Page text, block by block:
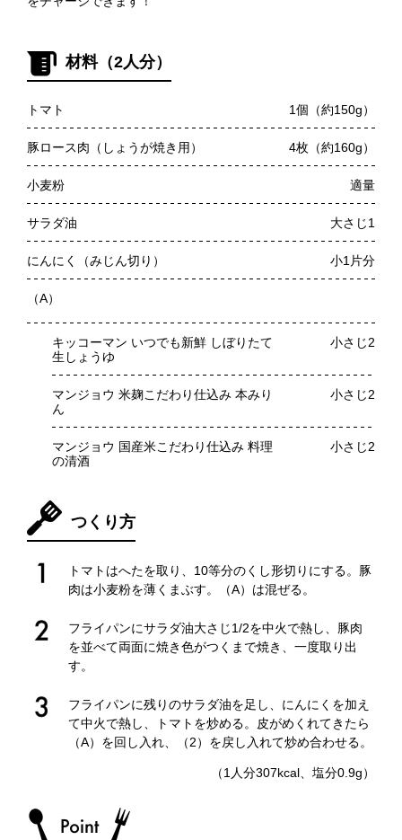
材料（2人分）
トマト 1個（約150g）
豚ロース肉（しょうが焼き用） 4枚（約160g）
小麦粉 適量
サラダ油 大さじ1
にんにく（みじん切り） 小1片分
（A）
キッコーマン いつでも新鮮 しぼりたて
生しょうゆ
小さじ2
マンジョウ 米麹こだわり仕込み 本みり
ん
小さじ2
マンジョウ 国産米こだわり仕込み 料理
の清酒
小さじ2
つくり方
トマトはへたを取り、10等分のくし形切りにする。豚
肉は小麦粉を薄くまぶす。（A）は混ぜる。
フライパンにサラダ油大さじ1/2を中火で熱し、豚肉
を並べて両面に焼き色がつくまで焼き、一度取り出
す。
フライパンに残りのサラダ油を足し、にんにくを加え
て中火で熱し、トマトを炒める。皮がめくれてきたら
（A）を回し入れ、（2）を戻し入れて炒め合わせる。
（1人分307kcal、塩分0.9g）